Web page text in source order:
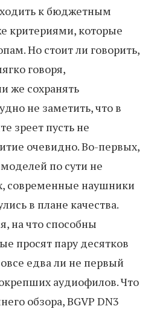
к бюджетным
критериями, которые
Но стоит ли говорить,
говоря,
же сохранять
не заметить, что в
зреет пусть не
очевидно. Во-первых,
по сути не
современные наушники
в плане качества.
на что способны
просят пару десятков
едва ли не первый
аудиофилов. Что
обзора, BGVP DN3